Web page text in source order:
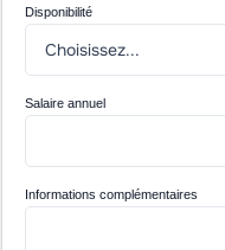
Disponibilité
Salaire annuel
Informations complémentaires